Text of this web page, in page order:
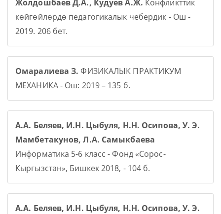
Жолдошбаев Д.А., Кудуев А.Ж. Конфликттик
көйгөйлөрдө педагогикалык чебердик - Ош -
2019. 206 бет.
Омаралиева З. ФИЗИКАЛЫК ПРАКТИКУМ
МЕХАНИКА - Ош: 2019 – 135 б.
А.А. Беляев, И.Н. Цыбуля, Н.Н. Осипова, У. Э.
Мамбетакунов, Л.А. Самыкбаева
Информатика 5-6 класс - Фонд «Сорос-
Кыргызстан», Бишкек 2018, - 104 б.
А.А. Беляев, И.Н. Цыбуля, Н.Н. Осипова, У. Э.